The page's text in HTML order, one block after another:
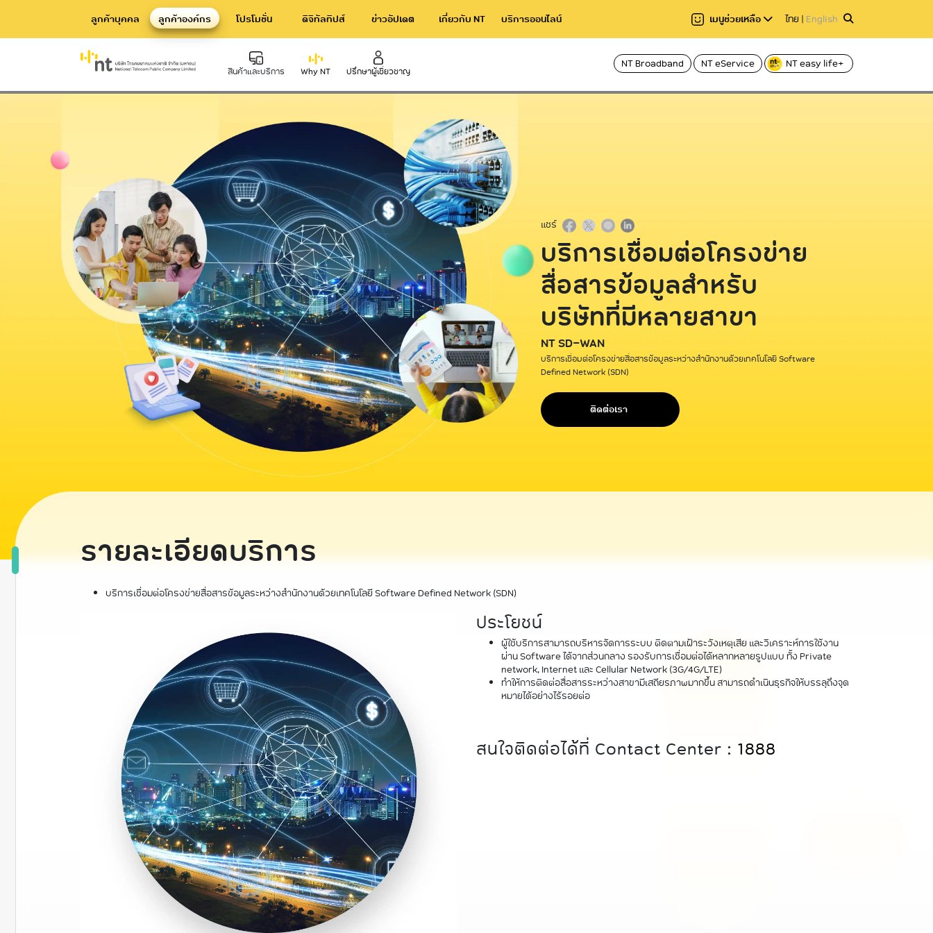
ลูกค้าบุคคล ลูกค้าองค์กร โปรโมชั่น ดิจิทัลทิปส์ ข่าวอัปเดต เกี่ยวกับ NT บริการออนไลน์ เมนูช่วยเหลือ ไทย | English
สินค้าและบริการ Why NT ปรึกษาผู้เชี่ยวชาญ
NT Broadband NT eService NT easy life+
บริการท่อร้อยสาย Communication
บริการเสาโทรคมนาคม
Telecommunication Tower
International
Datacom International Service
NT Broadband บริการอินเทอร์เน็ตไฟเบอร์
ความเร็วสูง
NetPlay บริการกล่องทีวีออนไลน์
แชร์
บริการเชื่อมต่อโครงข่าย
สื่อสารข้อมูลสำหรับ
บริษัทที่มีหลายสาขา
NT SD-WAN
บริการเชื่อมต่อโครงข่ายสื่อสารข้อมูลระหว่างสำนักงานด้วยเทคโนโลยี Software
Defined Network (SDN)
ติดต่อเรา
รายละเอียดบริการ
บริการเชื่อมต่อโครงข่ายสื่อสารข้อมูลระหว่างสำนักงานด้วยเทคโนโลยี Software Defined Network (SDN)
ประโยชน์
ผู้ใช้บริการสามารถบริหารจัดการระบบ ติดตามเฝ้าระวังเหตุเสีย และวิเคราะห์การใช้งาน
ผ่าน Software ได้จากส่วนกลาง รองรับการเชื่อมต่อได้หลากหลายรูปแบบ ทั้ง Private
network, Internet และ Cellular Network (3G/4G/LTE)
ทำให้การติดต่อสื่อสารระหว่างสาขามีเสถียรภาพมากขึ้น สามารถดำเนินธุรกิจให้บรรลุถึงจุด
หมายได้อย่างไร้รอยต่อ
สนใจติดต่อได้ที่ Contact Center : 1888
บริการเชื่อมต่อโครงข่ายสื่อสารข้อมูลสำหรับบริษัทที่มีหลายสาขา ใช้เวลาอ่าน 1 นาที อ่านให้ฟัง แชร์